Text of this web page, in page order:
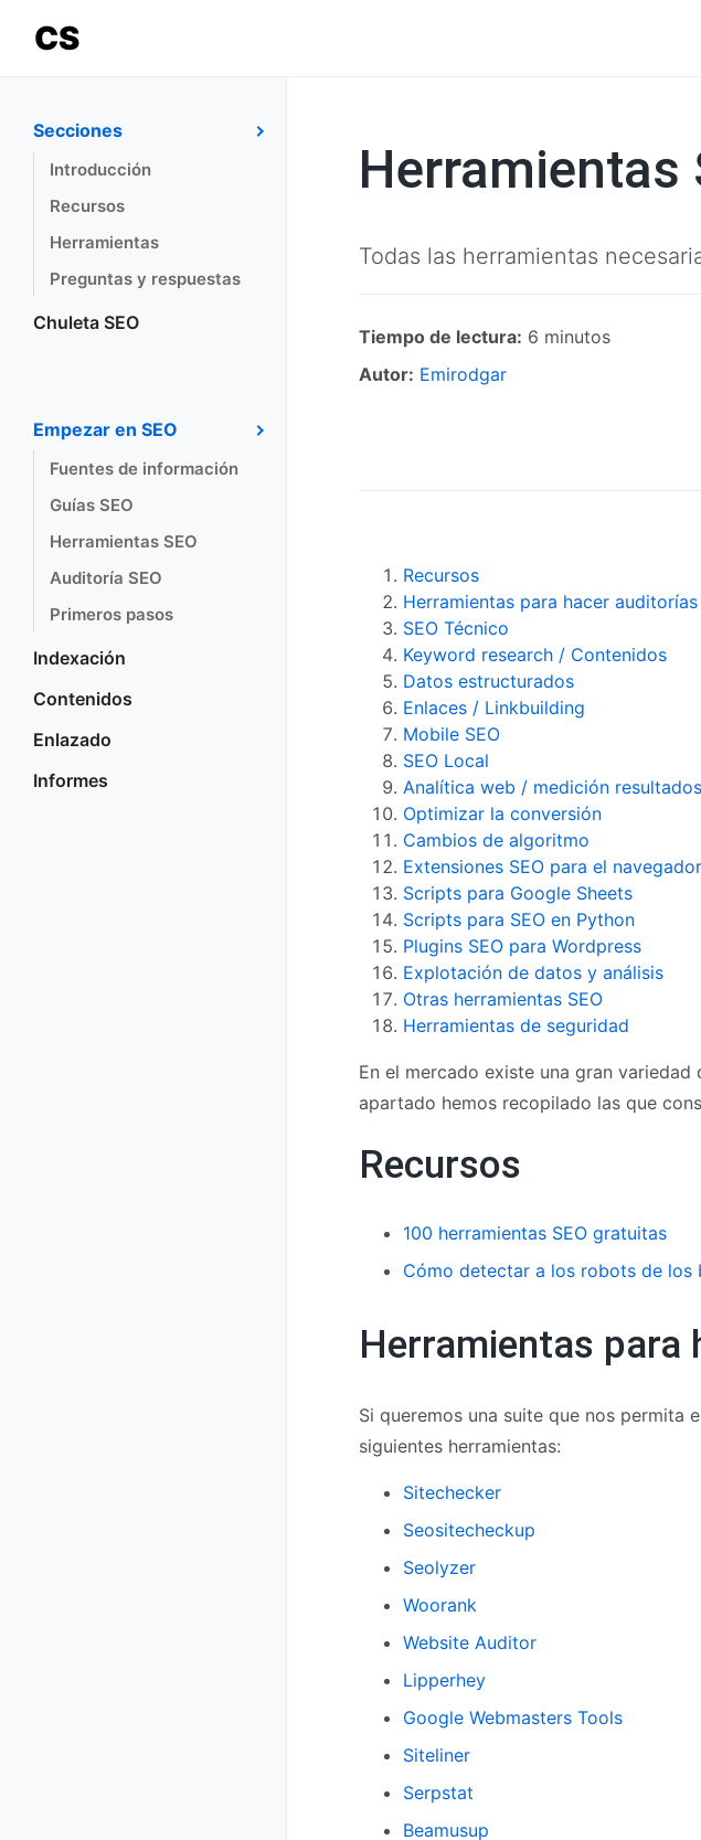
CS
Secciones
Introducción
Recursos
Herramientas
Preguntas y respuestas
Chuleta SEO
Empezar en SEO
Fuentes de información
Guías SEO
Herramientas SEO
Auditoría SEO
Primeros pasos
Indexación
Contenidos
Enlazado
Informes
Herramientas
Todas las herramientas
Tiempo de lectura: 6 minutos
Autor: Emirodgar
Recursos
Herramientas para hacer auditorías
SEO Técnico
Keyword research / Contenidos
Datos estructurados
Enlaces / Linkbuilding
Mobile SEO
SEO Local
Analítica web / medición resultados
Optimizar la conversión
Cambios de algoritmo
Extensiones SEO para el navegador
Scripts para Google Sheets
Scripts para SEO en Python
Plugins SEO para Wordpress
Explotación de datos y análisis
Otras herramientas SEO
Herramientas de seguridad
En el mercado existe una gran
apartado hemos recopilado las que
Recursos
100 herramientas SEO gratuitas
Cómo detectar a los robots de los
Herramientas para
Si queremos una suite que nos permita
siguientes herramientas:
Sitechecker
Seositecheckup
Seolyzer
Woorank
Website Auditor
Lipperhey
Google Webmasters Tools
Siteliner
Serpstat
Beamusup